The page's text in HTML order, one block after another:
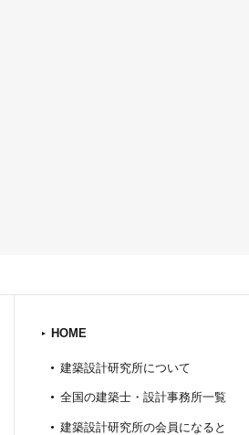
HOME
建築設計研究所について
全国の建築士・設計事務所一覧
建築設計研究所の会員になると